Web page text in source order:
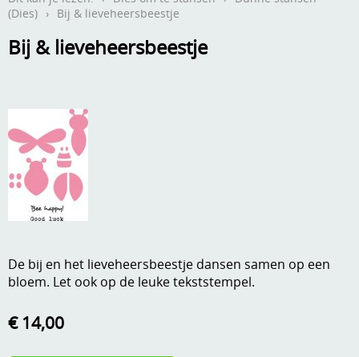
Contact
Webwinkel
Aanbiedingen
Andere
Boeken en magazines
Dies om te stansen
DVD-CD
Embossen
Handige extra's
Verzend - en verpakkingsk
Mijn account
Info
Anders creatief
(Dies) › Bij & lieveheersbeestje
Bij & lieveheersbeestje
De bij en het lieveheersbeestje dansen samen op een
bloem. Let ook op de leuke tekststempel.
€ 14,00